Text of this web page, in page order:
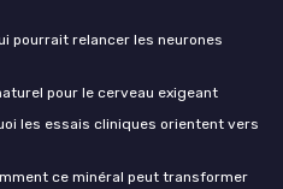
pourrait relancer les neurones
pour le cerveau exigeant
les essais cliniques orientent vers
ce minéral peut transformer